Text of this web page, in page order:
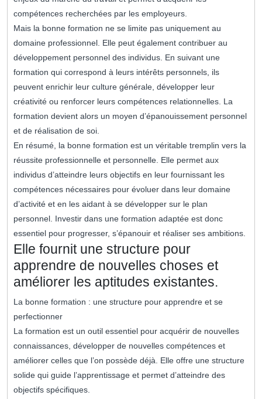
compétences recherchées par les employeurs.
Mais la bonne formation ne se limite pas uniquement au
domaine professionnel. Elle peut également contribuer au
développement personnel des individus. En suivant une
formation qui correspond à leurs intérêts personnels, ils
peuvent enrichir leur culture générale, développer leur
créativité ou renforcer leurs compétences relationnelles. La
formation devient alors un moyen d’épanouissement personnel
et de réalisation de soi.
En résumé, la bonne formation est un véritable tremplin vers la
réussite professionnelle et personnelle. Elle permet aux
individus d’atteindre leurs objectifs en leur fournissant les
compétences nécessaires pour évoluer dans leur domaine
d’activité et en les aidant à se développer sur le plan
personnel. Investir dans une formation adaptée est donc
essentiel pour progresser, s’épanouir et réaliser ses ambitions.
Elle fournit une structure pour
apprendre de nouvelles choses et
améliorer les aptitudes existantes.
La bonne formation : une structure pour apprendre et se
perfectionner
La formation est un outil essentiel pour acquérir de nouvelles
connaissances, développer de nouvelles compétences et
améliorer celles que l’on possède déjà. Elle offre une structure
solide qui guide l’apprentissage et permet d’atteindre des
objectifs spécifiques.